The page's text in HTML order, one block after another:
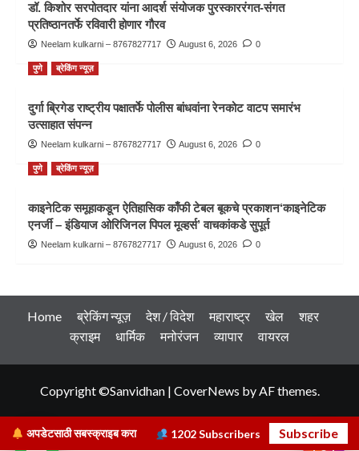
डॉ. किशोर सरपोतदार यांना आदर्श संयोजक पुरस्काररंगत-संगत
प्रतिष्ठानतर्फे रविवारी होणार गौरव
Neelam kulkarni – 8767827717 August 6, 2026 0
पुणे ब्रेकिंग न्यूज़
दुर्गा ब्रिगेड राष्ट्रीय पक्षातर्फे पोलीस बांधवांना रेनकोट वाटप समारंभ
उत्साहात संपन्न
Neelam kulkarni – 8767827717 August 6, 2026 0
पुणे ब्रेकिंग न्यूज़
काइनेटिक समूहाकडून ऐतिहासिक काँफी टेबल बूकचे प्रकाशन‘काइनेटिक
एनर्जी – इंडियाज ओरिजिनल पिपल मूव्हर्स’ वाचकांकडे सुपूर्त
Neelam kulkarni – 8767827717 August 6, 2026 0
Home ब्रेकिंग न्यूज़ देश / विदेश महाराष्ट्र खेल
शहर
क्राइम
धार्मिक मनोरंजन व्यापार वायरल
Copyright ©Sanvidhan | CoverNews by AF themes.
अपडेटसाठी सबस्क्राइब करा 1202Subscribers Subscribe